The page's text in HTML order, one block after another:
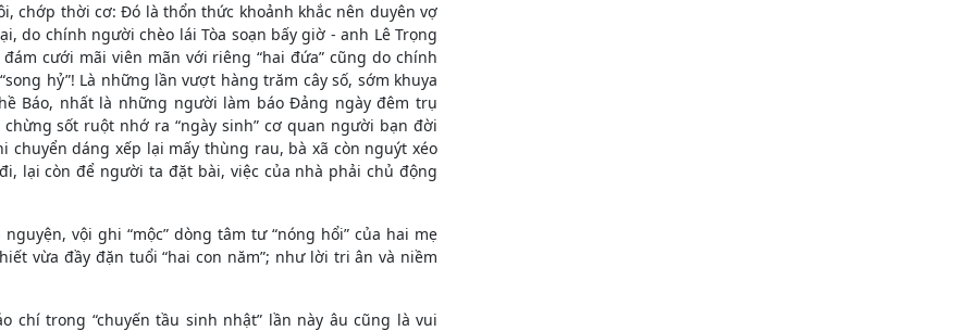
chớp thời cơ: Đó là thổn thức khoảnh khắc nên duyên vợ
do chính người chèo lái Tòa soạn bấy giờ - anh Lê Trọng
cưới mãi viên mãn với riêng “hai đứa” cũng do chính
hỷ”! Là những lần vượt hàng trăm cây số, sớm khuya
Báo, nhất là những người làm báo Đảng ngày đêm trụ
sốt ruột nhớ ra “ngày sinh” cơ quan người bạn đời
dáng xếp lại mấy thùng rau, bà xã còn nguýt xéo
lại còn để người ta đặt bài, việc của nhà phải chủ động
vội ghi “mộc” dòng tâm tư “nóng hổi” của hai mẹ
vừa đầy đặn tuổi “hai con năm”; như lời tri ân và niềm
chí trong “chuyến tầu sinh nhật” lần này âu cũng là vui